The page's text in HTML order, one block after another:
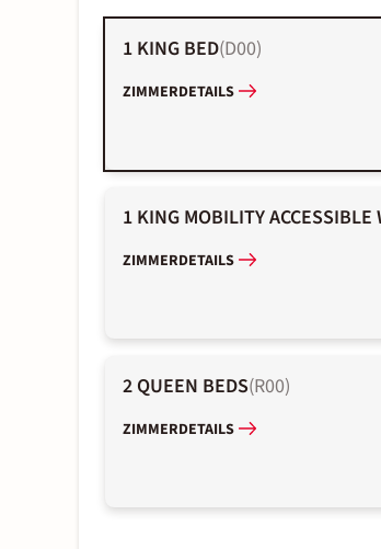
1 KING BED(D00)
ZIMMERDETAILS
1 KING MOBILITY
ZIMMERDETAILS
2 QUEEN BEDS(R00)
ZIMMERDETAILS